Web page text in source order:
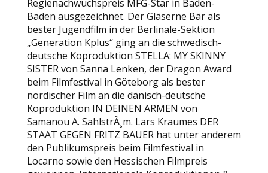
Regienachwuchspreis MFG-Star in Baden-
Baden ausgezeichnet. Der Gläserne Bär als
bester Jugendfilm in der Berlinale-Sektion
„Generation Kplus“ ging an die schwedisch-
deutsche Koproduktion STELLA: MY SKINNY
SISTER von Sanna Lenken, der Dragon Award
beim Filmfestival in Göteborg als bester
nordischer Film an die dänisch-deutsche
Koproduktion IN DEINEN ARMEN von
Samanou A. SahlstrÃ¸m. Lars Kraumes DER
STAAT GEGEN FRITZ BAUER hat unter anderem
den Publikumspreis beim Filmfestival in
Locarno sowie den Hessischen Filmpreis